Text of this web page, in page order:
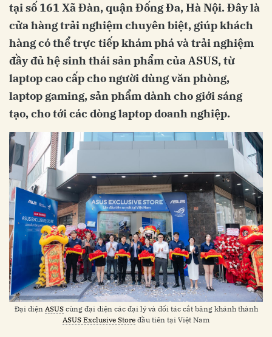
tại số 161 Xã Đàn, quận Đống Đa, Hà Nội. Đây là
cửa hàng trải nghiệm chuyên biệt, giúp khách
hàng có thể trực tiếp khám phá và trải nghiệm
đầy đủ hệ sinh thái sản phẩm của ASUS, từ
laptop cao cấp cho người dùng văn phòng,
laptop gaming, sản phẩm dành cho giới sáng
tạo, cho tới các dòng laptop doanh nghiệp.
Đại diện ASUScùng đại diện các đại lý và đối tác cắt băng khánh thành
ASUS Exclusive Store đầu tiên tại Việt Nam